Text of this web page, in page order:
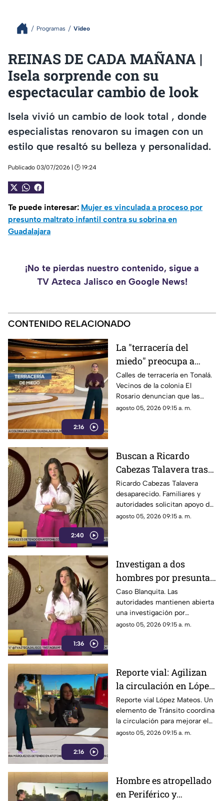
Programas Video
REINAS DE CADA MAÑANA |
Isela sorprende con su
espectacular cambio de look
Isela vivió un cambio de look total , donde
especialistas renovaron su imagen con un
estilo que resaltó su belleza y personalidad.
Publicado 03/07/2026 | 🕑 19:24
Te puede interesar: Mujer es vinculada a proceso por
presunto maltrato infantil contra su sobrina en
Guadalajara
¡No te pierdas nuestro contenido, sigue a
TV Azteca Jalisco en Google News!
CONTENIDO RELACIONADO
2:16
La "terracería del
miedo" preocupa a
vecinos de El Rosario,
Tonalá
Calles de terracería en Tonalá.
Vecinos de la colonia El
Rosario denuncian que las
lluvias han convertido la
agosto 05, 2026 09:15 a. m.
2:40
Buscan a Ricardo
Cabezas Talavera tras
desaparecer al mostrar
una propiedad
Ricardo Cabezas Talavera
desaparecido. Familiares y
autoridades solicitan apoyo de
la ciudadanía para obtener
agosto 05, 2026 09:15 a. m.
1:36
Investigan a dos
hombres por presunta
crueldad animal en el
caso de Blanquita
Caso Blanquita. Las
autoridades mantienen abierta
una investigación por
presuntos actos de crueldad
agosto 05, 2026 09:15 a. m.
2:16
Reporte vial: Agilizan
la circulación en López
Mateos y La Calma
Reporte vial López Mateos. Un
elemento de Tránsito coordina
la circulación para mejorar el
flujo vehicular en este
agosto 05, 2026 09:15 a. m.
Hombre es atropellado
en Periférico y